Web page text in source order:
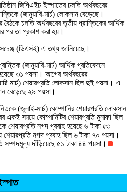
(জানুয়ারি-মার্চ) লোকসান বেড়েছে।
বৈঠকে চলতি অর্থবছরের তৃতীয় প্রান্তিকের আর্থিক
পর তা প্রকাশ করা হয়।
(ডিএসই) এ তথ্য জানিয়েছে।
(জানুয়ারি-মার্চ) আর্থিক প্রতিবেদনে
৩১ পয়সা। আগের অর্থবছরের
মার্চ) শেয়ারপ্রতি লোকসান ছিল দুই পয়সা। এ
বেড়েছে ২৯ পয়সা।
(জুলাই-মার্চ) কোম্পানির শেয়ারপ্রতি লোকসান
সময়ে কোম্পানিটির শেয়ারপ্রতি মুনাফা ছিল
শেয়ারপ্রতি নগদ প্রবাহ হয়েছে ৬ টাকা ৫৩
নগদ প্রবাহ ছিল ৬ টাকা ৭০ পয়সা।
সম্পদমূল্য দাঁড়িয়েছে ৫১ টাকা ৪৪ পয়সা।